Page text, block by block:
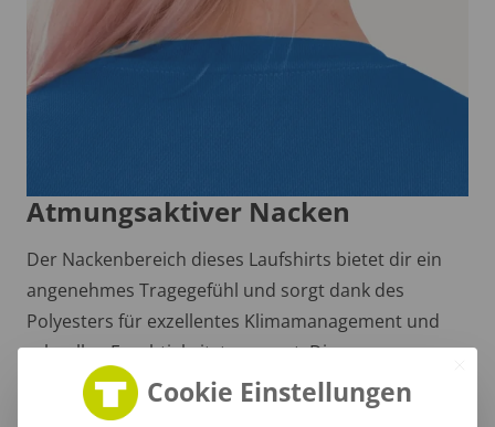
Atmungsaktiver Nacken
Der Nackenbereich dieses Laufshirts bietet dir ein
angenehmes Tragegefühl und sorgt dank des
Polyesters für exzellentes Klimamanagement und
schnellen Feuchtigkeitstransport. Die
kontrastierenden Details verleihen dem Slim-Fit-
Design eine sportliche Eleganz.
Cookie Einstellungen